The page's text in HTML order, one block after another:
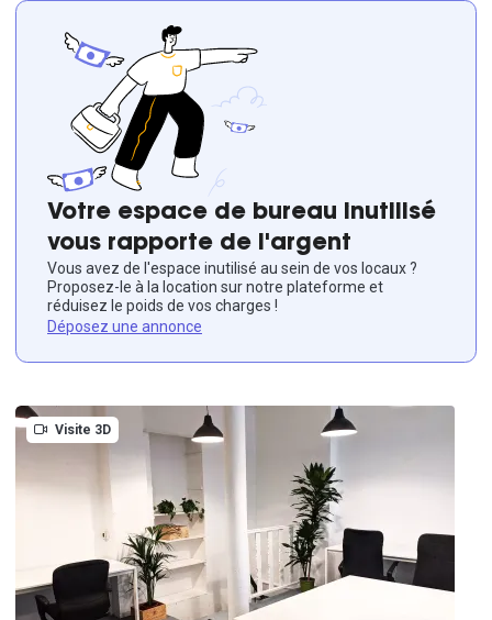
Votre espace de bureau inutilisé
vous rapporte de l'argent
Vous avez de l'espace inutilisé au sein de vos locaux ?
Proposez-le à la location sur notre plateforme et
réduisez le poids de vos charges !
Déposez une annonce
Visite 3D